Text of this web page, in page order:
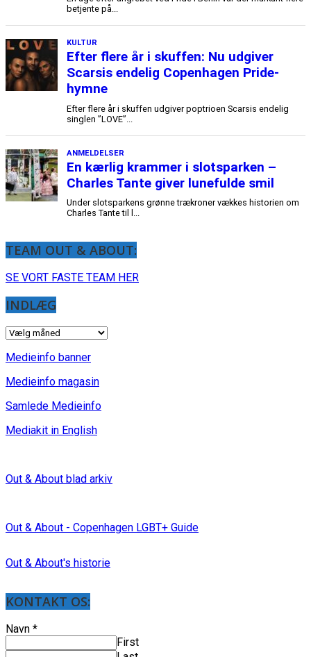
TEAM OUT & ABOUT:
SE VORT FASTE TEAM HER
INDLÆG
INDLÆG
Medieinfo banner
Medieinfo magasin
Samlede Medieinfo
Mediakit in English
Out & About blad arkiv
Out & About - Copenhagen LGBT+ Guide
Out & About's historie
KONTAKT OS:
Navn *
First